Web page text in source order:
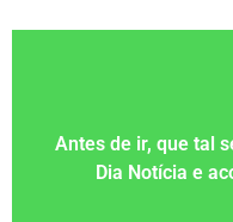
Antes de ir, que tal
Dia Notícia e